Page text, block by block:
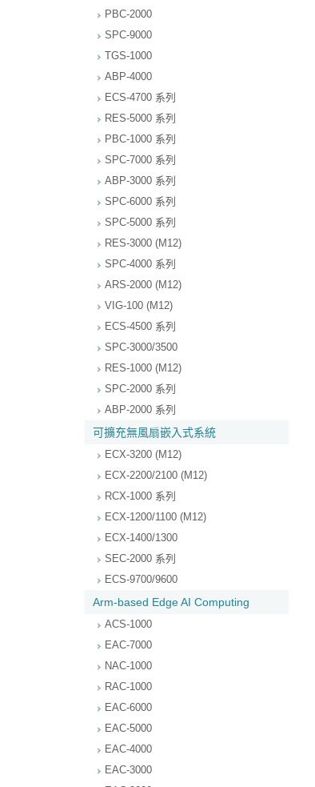
PBC-2000
SPC-9000
TGS-1000
ABP-4000
ECS-4700 系列
RES-5000 系列
PBC-1000 系列
SPC-7000 系列
ABP-3000 系列
SPC-6000 系列
SPC-5000 系列
RES-3000 (M12)
SPC-4000 系列
ARS-2000 (M12)
VIG-100 (M12)
ECS-4500 系列
SPC-3000/3500
RES-1000 (M12)
SPC-2000 系列
ABP-2000 系列
可擴充無風扇嵌入式系統
ECX-3200 (M12)
ECX-2200/2100 (M12)
RCX-1000 系列
ECX-1200/1100 (M12)
ECX-1400/1300
SEC-2000 系列
ECS-9700/9600
Arm-based Edge AI Computing
ACS-1000
EAC-7000
NAC-1000
RAC-1000
EAC-6000
EAC-5000
EAC-4000
EAC-3000